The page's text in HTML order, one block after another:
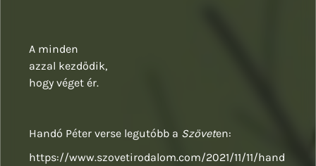
A minden
azzal kezdődik,
hogy véget ér.
Handó Péter verse legutóbb a Szöveten:
https://www.szovetirodalom.com/2021/11/11/hand